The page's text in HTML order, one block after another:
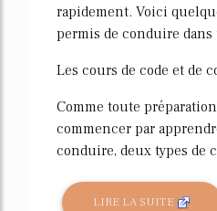
rapidement. Voici
permis de conduire
Les cours de code et de
Comme toute
commencer par
conduire, deux types de
LIRE LA SUITE